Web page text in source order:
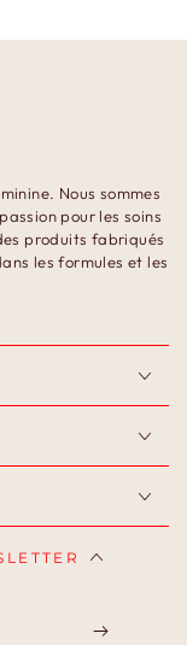
Nous sommes
pour les soins
produits fabriqués
les formules et les